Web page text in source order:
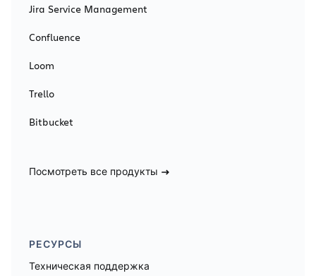
Jira Service Management
Confluence
Loom
Trello
Bitbucket
Посмотреть все продукты
РЕСУРСЫ
Техническая поддержка